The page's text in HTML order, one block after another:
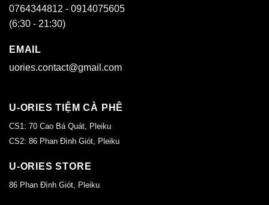
0764344812 - 0914075605
(6:30 - 21:30)
EMAIL
uories.contact@gmail.com
U-ORIES TIỆM CÀ PHÊ
CS1: 70 Cao Bá Quát, Pleiku
CS2: 86 Phan Đình Giót, Pleiku
U-ORIES STORE
86 Phan Đình Giót, Pleiku